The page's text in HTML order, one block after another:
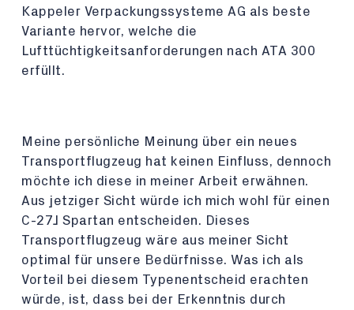
Kappeler Verpackungssysteme AG als beste
Variante hervor, welche die
Lufttüchtigkeitsanforderungen nach ATA 300
erfüllt.
Meine persönliche Meinung über ein neues
Transportflugzeug hat keinen Einfluss, dennoch
möchte ich diese in meiner Arbeit erwähnen.
Aus jetziger Sicht würde ich mich wohl für einen
C-27J Spartan entscheiden. Dieses
Transportflugzeug wäre aus meiner Sicht
optimal für unsere Bedürfnisse. Was ich als
Vorteil bei diesem Typenentscheid erachten
würde, ist, dass bei der Erkenntnis durch